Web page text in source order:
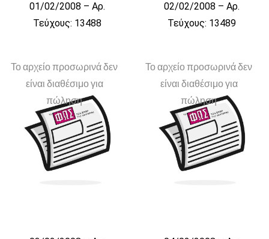
01/02/2008 – Αρ.
Τεύχους: 13488
02/02/2008 – Αρ.
Τεύχους: 13489
Το αρχείο προσωρινά δεν
είναι διαθέσιμο για
πώληση
Το αρχείο προσωρινά δεν
είναι διαθέσιμο για
πώληση